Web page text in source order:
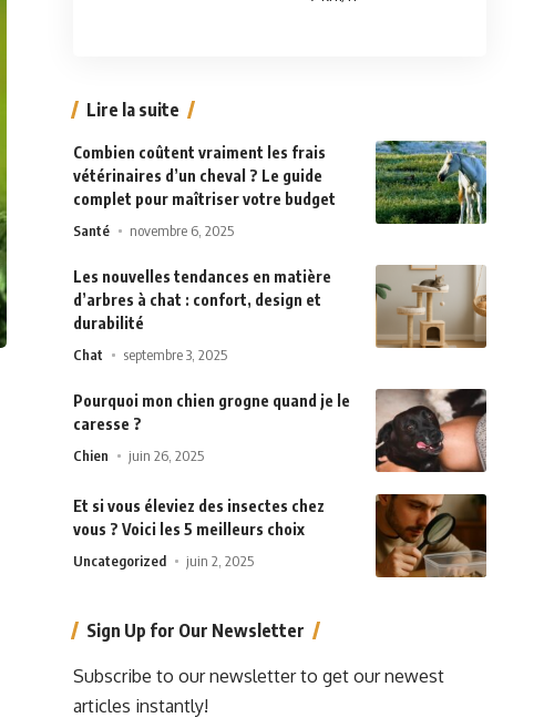
Lire la suite
Combien coûtent vraiment les frais
vétérinaires d’un cheval ? Le guide
complet pour maîtriser votre budget
Santé novembre 6, 2025
Les nouvelles tendances en matière
d’arbres à chat : confort, design et
durabilité
Chat septembre 3, 2025
Pourquoi mon chien grogne quand je le
caresse ?
Chien juin 26, 2025
Et si vous éleviez des insectes chez
vous ? Voici les 5 meilleurs choix
Uncategorized juin 2, 2025
Sign Up for Our Newsletter
Subscribe to our newsletter to get our newest
articles instantly!